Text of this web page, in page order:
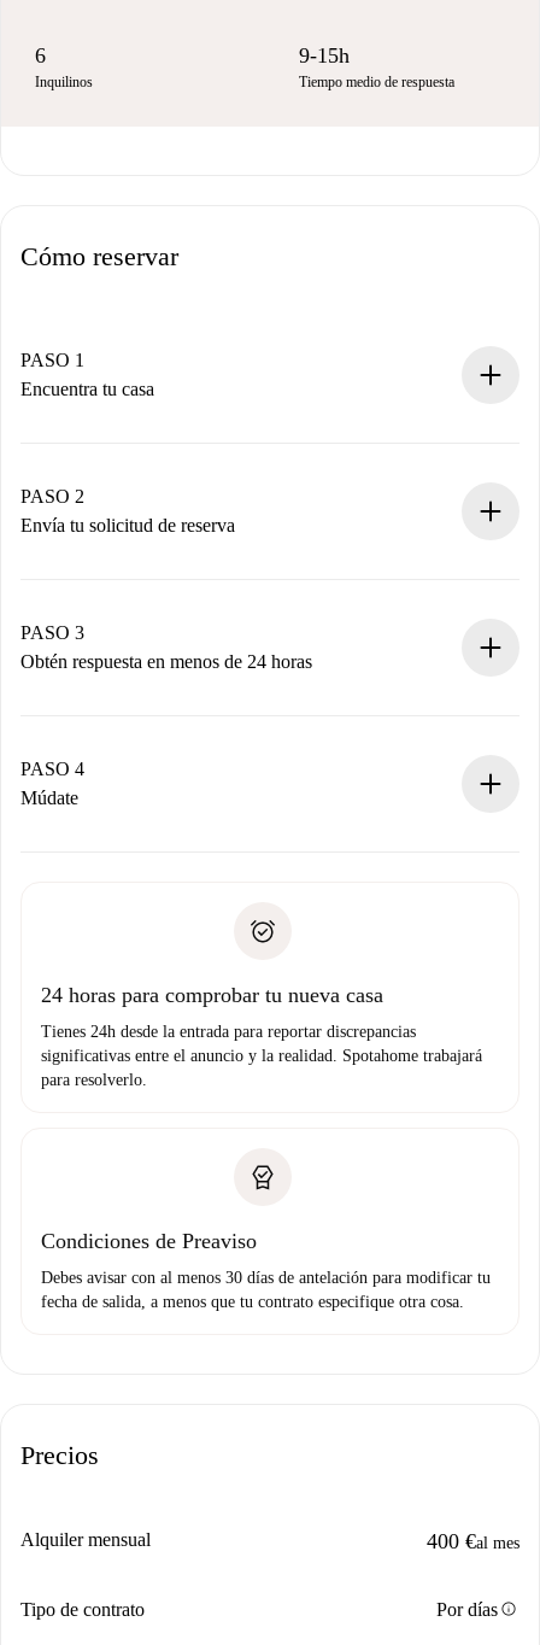
6
Inquilinos
9-15h
Tiempo medio de respuesta
Cómo reservar
PASO 1
Encuentra tu casa
Tienes toda la información necesaria por adelantado.
PASO 2
Envía tu solicitud de reserva
propietario acepte.
PASO 3
Obtén respuesta en menos de 24 horas
contacto con el propietario.
Si es rechazada: No te haremos ningún cargo y te
Prueba de solvencia
PASO 4
Múdate
no nos comunicas ningún problema.
24 horas para comprobar tu nueva casa
Tienes 24h desde la entrada para reportar discrepancias
significativas entre el anuncio y la realidad. Spotahome trabajará
para resolverlo.
Condiciones de Preaviso
Debes avisar con al menos 30 días de antelación para modificar tu
fecha de salida, a menos que tu contrato especifique otra cosa.
Precios
Alquiler mensual 400 €al mes
Tipo de contrato Por díasinfo